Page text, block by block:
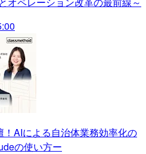
！AIによる自治体業務効率化の
の使い方ー